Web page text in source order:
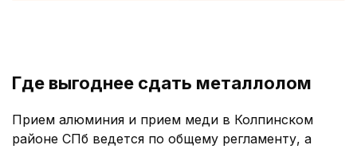
Где выгоднее сдать металлолом
Прием алюминия и прием меди в Колпинском
районе СПб ведется по общему регламенту, а